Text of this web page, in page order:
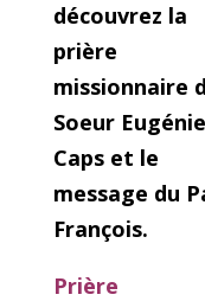
découvrez la
prière
missionnaire
Soeur Eugénie
Caps et le
message du
François.
Prière